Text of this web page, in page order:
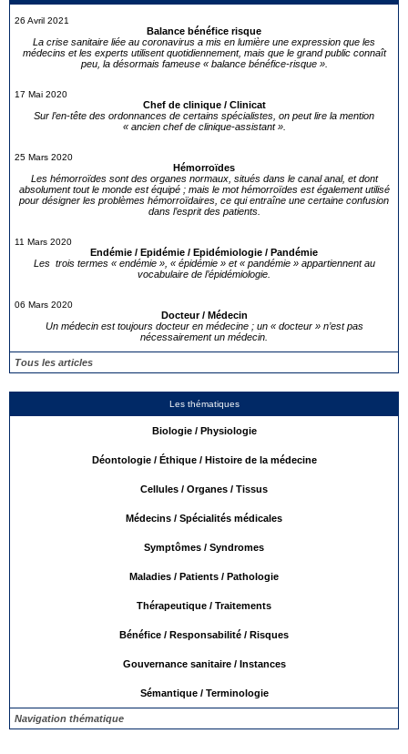
26 Avril 2021
Balance bénéfice risque
La crise sanitaire liée au coronavirus a mis en lumière une expression que les
médecins et les experts utilisent quotidiennement, mais que le grand public connaît
peu, la désormais fameuse « balance bénéfice-risque ».
17 Mai 2020
Chef de clinique / Clinicat
Sur l’en-tête des ordonnances de certains spécialistes, on peut lire la mention
« ancien chef de clinique-assistant ».
25 Mars 2020
Hémorroïdes
Les hémorroïdes sont des organes normaux, situés dans le canal anal, et dont
absolument tout le monde est équipé ; mais le mot hémorroïdes est également utilisé
pour désigner les problèmes hémorroïdaires, ce qui entraîne une certaine confusion
dans l’esprit des patients.
11 Mars 2020
Endémie / Epidémie / Epidémiologie / Pandémie
Les trois termes « endémie », « épidémie » et « pandémie » appartiennent au
vocabulaire de l’épidémiologie.
06 Mars 2020
Docteur / Médecin
Un médecin est toujours docteur en médecine ; un « docteur » n’est pas
nécessairement un médecin.
Tous les articles
Les thématiques
Biologie / Physiologie
Déontologie / Éthique / Histoire de la médecine
Cellules / Organes / Tissus
Médecins / Spécialités médicales
Symptômes / Syndromes
Maladies / Patients / Pathologie
Thérapeutique / Traitements
Bénéfice / Responsabilité / Risques
Gouvernance sanitaire / Instances
Sémantique / Terminologie
Navigation thématique